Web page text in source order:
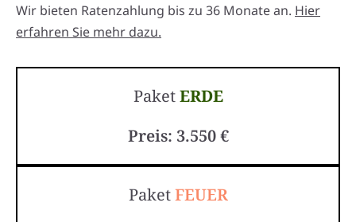
Wir bieten Ratenzahlung bis zu 36 Monate an. Hier
erfahren Sie mehr dazu.
PaketERDE
Preis: 3.550 €
PaketFEUER